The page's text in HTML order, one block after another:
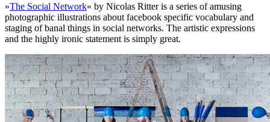
»The Social Network« by Nicolas Ritter is a series of amusing
photographic illustrations about facebook specific vocabulary and
staging of banal things in social networks. The artistic expressions
and the highly ironic statement is simply great.